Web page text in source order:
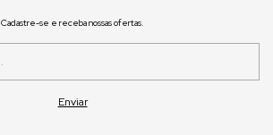
Cadastre-se e receba nossas ofertas.